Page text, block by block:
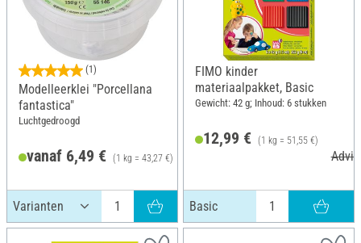
(1)
Modelleerklei "Porcellana
fantastica"
Luchtgedroogd
vanaf 6,49 € (1 kg = 43,27 €)
FIMO kinder
materiaalpakket, Basic
Gewicht: 42 g; Inhoud: 6 stukken
12,99 € (1 kg = 51,55 €)
Basic